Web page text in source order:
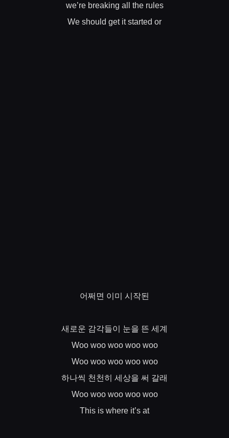
we’re breaking all the rules
We should get it started or
어쩌면 이미 시작된
새로운 감각들이 눈을 뜬 세계
Woo woo woo woo woo
Woo woo woo woo woo
하나씩 천천히 세상을 써 갈래
Woo woo woo woo woo
This is where it’s at